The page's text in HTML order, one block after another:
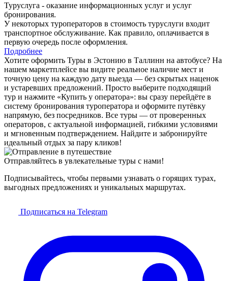
Туруслуга - оказание информационных услуг и услуг
бронирования.
У некоторых туроператоров в стоимость туруслуги входит
транспортное обслуживание. Как правило, оплачивается в
первую очередь после оформления.
Подробнее
Хотите оформить Туры в Эстонию в Таллинн на автобусе? На
нашем маркетплейсе вы видите реальное наличие мест и
точную цену на каждую дату выезда — без скрытых наценок
и устаревших предложений. Просто выберите подходящий
тур и нажмите «Купить у оператора»: вы сразу перейдёте в
систему бронирования туроператора и оформите путёвку
напрямую, без посредников. Все туры — от проверенных
операторов, с актуальной информацией, гибкими условиями
и мгновенным подтверждением. Найдите и забронируйте
идеальный отдых за пару кликов!
Отправляйтесь в увлекательные туры с нами!
Подписывайтесь, чтобы первыми узнавать о горящих турах,
выгодных предложениях и уникальных маршрутах.
Подписаться на Telegram